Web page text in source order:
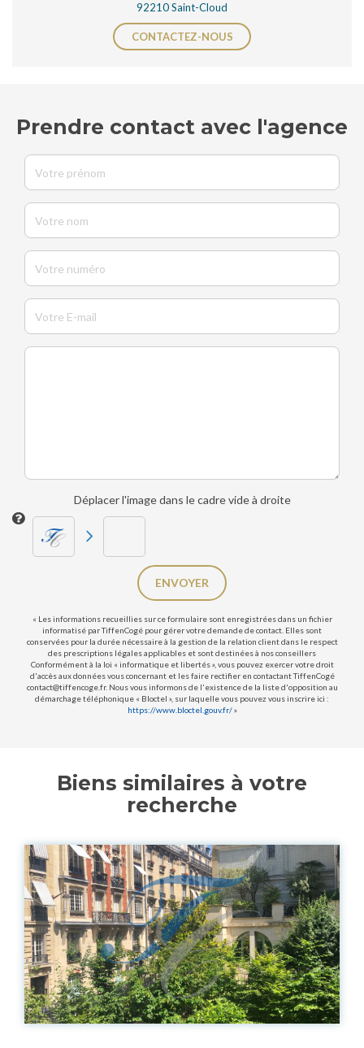
92210 Saint-Cloud
CONTACTEZ-NOUS
Prendre contact avec l'agence
Déplacer l'image dans le cadre vide à droite
ENVOYER
« Les informations recueillies sur ce formulaire sont enregistrées dans un fichier
informatisé par TiffenCogé pour gérer votre demande de contact. Elles sont
conservées pour la durée nécessaire à la gestion de la relation client dans le respect
des prescriptions légales applicables et sont destinées à nos conseillers
Conformément à la loi « informatique et libertés », vous pouvez exercer votre droit
d'accès aux données vous concernant et les faire rectifier en contactant TiffenCogé
contact@tiffencoge.fr. Nous vous informons de l'existence de la liste d'opposition au
démarchage téléphonique « Bloctel », sur laquelle vous pouvez vous inscrire ici :
https://www.bloctel.gouv.fr/»
Biens similaires à votre
recherche